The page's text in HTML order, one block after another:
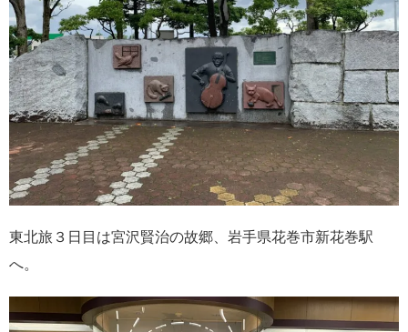
東北旅３日目は宮沢賢治の故郷、岩手県花巻市新花巻駅
へ。